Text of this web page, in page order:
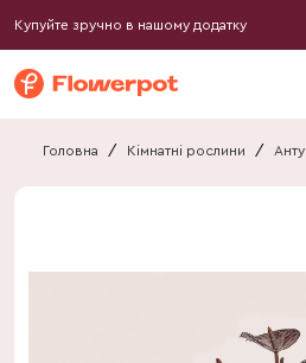
Купуйте зручно в нашому додатку
Головна / Кімнатні рослини /